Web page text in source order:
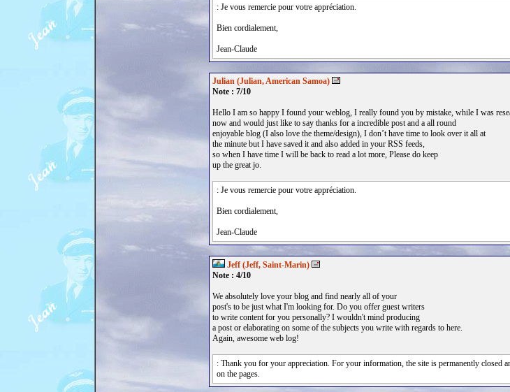
: Je vous remercie pour votre appréciation.
Bien cordialement,
Jean-Claude
Julian (Julian, American Samoa)
Note : 7/10
Hello I am so happy I found your weblog, I really found you by mistake, while I was
now and would just like to say thanks for a incredible post and a all round
enjoyable blog (I also love the theme/design), I don’t have time to look over it all at
the minute but I have saved it and also added in your RSS feeds,
so when I have time I will be back to read a lot more, Please do keep
up the great jo.
: Je vous remercie pour votre appréciation.
Bien cordialement,
Jean-Claude
Jeff (Jeff, Saint-Marin)
Note : 4/10
We absolutely love your blog and find nearly all of your
post's to be just what I'm looking for. Do you offer guest writers
to write content for you personally? I wouldn't mind producing
a post or elaborating on some of the subjects you write with regards to here.
Again, awesome web log!
: Thank you for your appreciation. For your information, the site is permanently closed
on the pages.